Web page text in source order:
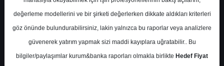
Kurum Sayısı
8
Sat Tut
End.
Endeks
Nötr
değerleme modellerini ve bir şirketi değerlerken dikkate aldıkları kriterleri
göz önünde bulundurabilirsiniz, lakin yalnızca bu raporlar veya analizlere
güvenerek yatırım yapmak sizi maddi kayıplara uğratabilir.. Bu
bilgiler/paylaşımlar kurum&banka raporları olmakla birlikte Hedef Fiyat